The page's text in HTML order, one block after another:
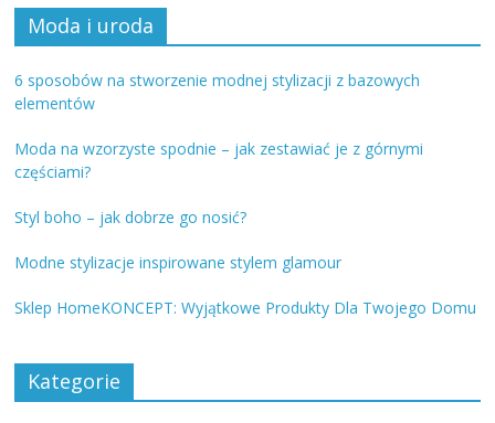
Moda i uroda
6 sposobów na stworzenie modnej stylizacji z bazowych
elementów
Moda na wzorzyste spodnie – jak zestawiać je z górnymi
częściami?
Styl boho – jak dobrze go nosić?
Modne stylizacje inspirowane stylem glamour
Sklep HomeKONCEPT: Wyjątkowe Produkty Dla Twojego Domu
Kategorie